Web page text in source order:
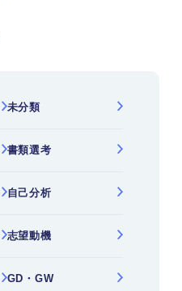
未分類
書類選考
自己分析
志望動機
GD・GW